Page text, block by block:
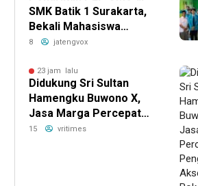
SMK Batik 1 Surakarta,
Bekali Mahasiswa
dengan Pengalaman
8 jatengvox
23 jam lalu
Didukung Sri Sultan
Hamengku Buwono X,
Jasa Marga Percepat
Pengembangan Akses
15 vritimes